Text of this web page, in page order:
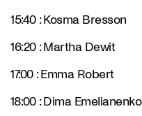
15:40: Kosma Bresson
16:20: Martha Dewit
17:00: Emma Robert
18:00: Dima Emelianenko